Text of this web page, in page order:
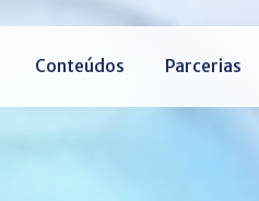
Conteúdos Parcerias